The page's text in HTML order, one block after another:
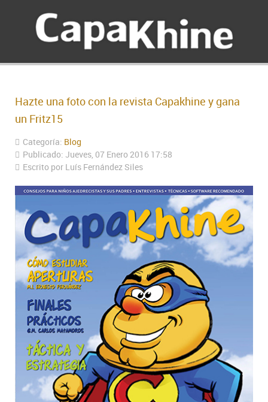
Hazte una foto con la revista Capakhine y gana
un Fritz15
Categoría: Blog
Publicado: Jueves, 07 Enero 2016 17:58
Escrito por Luís Fernández Siles